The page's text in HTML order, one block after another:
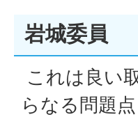
岩城委員
これは良い
らなる問題